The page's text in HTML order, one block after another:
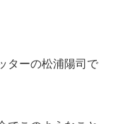
ターの松浦陽司で